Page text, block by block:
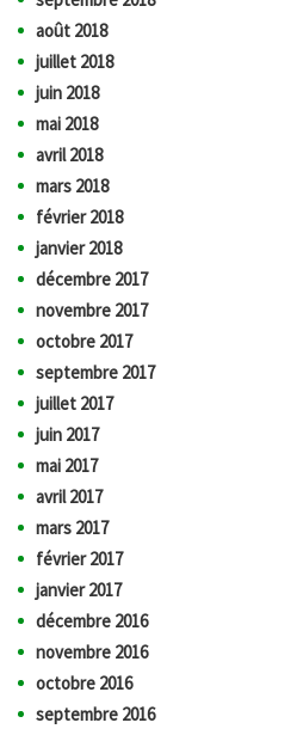
août 2018
juillet 2018
juin 2018
mai 2018
avril 2018
mars 2018
février 2018
janvier 2018
décembre 2017
novembre 2017
octobre 2017
septembre 2017
juillet 2017
juin 2017
mai 2017
avril 2017
mars 2017
février 2017
janvier 2017
décembre 2016
novembre 2016
octobre 2016
septembre 2016